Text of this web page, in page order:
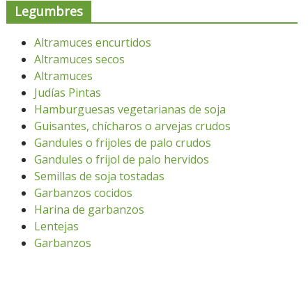
Legumbres
Altramuces encurtidos
Altramuces secos
Altramuces
Judías Pintas
Hamburguesas vegetarianas de soja
Guisantes, chícharos o arvejas crudos
Gandules o frijoles de palo crudos
Gandules o frijol de palo hervidos
Semillas de soja tostadas
Garbanzos cocidos
Harina de garbanzos
Lentejas
Garbanzos